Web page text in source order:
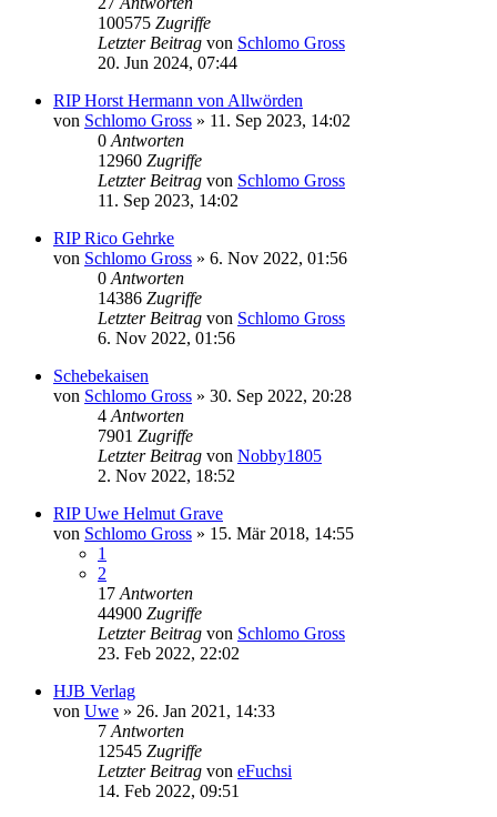
100575 Zugriffe
Letzter Beitrag von Schlomo Gross
20. Jun 2024, 07:44
RIP Horst Hermann von Allwörden
von Schlomo Gross » 11. Sep 2023, 14:02
0 Antworten
12960 Zugriffe
Letzter Beitrag von Schlomo Gross
11. Sep 2023, 14:02
RIP Rico Gehrke
von Schlomo Gross » 6. Nov 2022, 01:56
0 Antworten
14386 Zugriffe
Letzter Beitrag von Schlomo Gross
6. Nov 2022, 01:56
Schebekaisen
von Schlomo Gross » 30. Sep 2022, 20:28
4 Antworten
7901 Zugriffe
Letzter Beitrag von Nobby1805
2. Nov 2022, 18:52
RIP Uwe Helmut Grave
von Schlomo Gross » 15. Mär 2018, 14:55
1
2
17 Antworten
44900 Zugriffe
Letzter Beitrag von Schlomo Gross
23. Feb 2022, 22:02
HJB Verlag
von Uwe » 26. Jan 2021, 14:33
7 Antworten
12545 Zugriffe
Letzter Beitrag von eFuchsi
14. Feb 2022, 09:51